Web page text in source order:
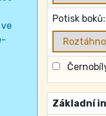
Potisk boků:
Základní